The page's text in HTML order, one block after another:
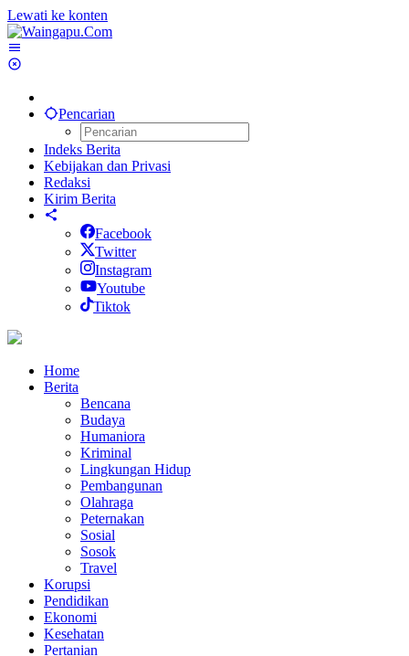
Lewati ke konten
Pencarian
Indeks Berita
Kebijakan dan Privasi
Redaksi
Kirim Berita
Facebook
Twitter
Instagram
Youtube
Tiktok
Home
Berita
Bencana
Budaya
Humaniora
Kriminal
Lingkungan Hidup
Pembangunan
Olahraga
Peternakan
Sosial
Sosok
Travel
Korupsi
Pendidikan
Ekonomi
Kesehatan
Pertanian